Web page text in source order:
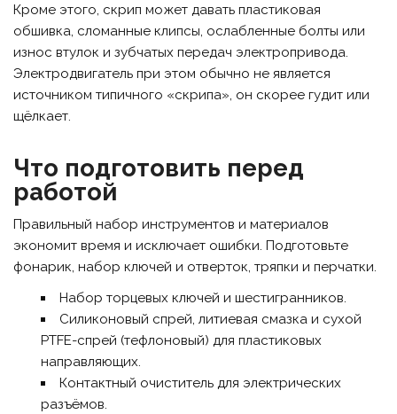
Кроме этого, скрип может давать пластиковая
обшивка, сломанные клипсы, ослабленные болты или
износ втулок и зубчатых передач электропривода.
Электродвигатель при этом обычно не является
источником типичного «скрипа», он скорее гудит или
щёлкает.
Что подготовить перед
работой
Правильный набор инструментов и материалов
экономит время и исключает ошибки. Подготовьте
фонарик, набор ключей и отверток, тряпки и перчатки.
Набор торцевых ключей и шестигранников.
Силиконовый спрей, литиевая смазка и сухой
PTFE-спрей (тефлоновый) для пластиковых
направляющих.
Контактный очиститель для электрических
разъёмов.